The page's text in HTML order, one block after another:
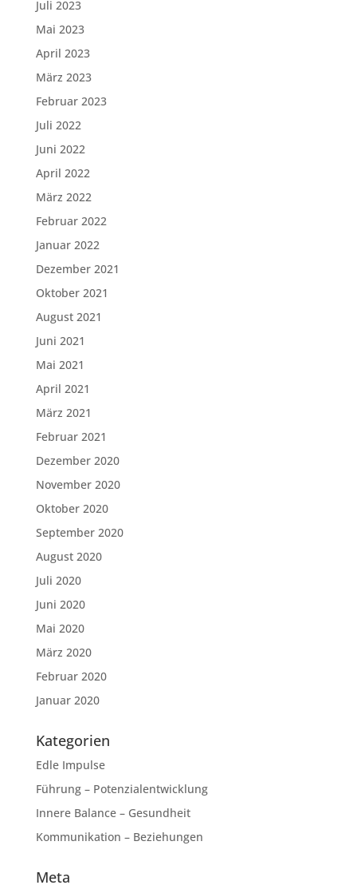
Juli 2023
Mai 2023
April 2023
März 2023
Februar 2023
Juli 2022
Juni 2022
April 2022
März 2022
Februar 2022
Januar 2022
Dezember 2021
Oktober 2021
August 2021
Juni 2021
Mai 2021
April 2021
März 2021
Februar 2021
Dezember 2020
November 2020
Oktober 2020
September 2020
August 2020
Juli 2020
Juni 2020
Mai 2020
März 2020
Februar 2020
Januar 2020
Kategorien
Edle Impulse
Führung – Potenzialentwicklung
Innere Balance – Gesundheit
Kommunikation – Beziehungen
Meta